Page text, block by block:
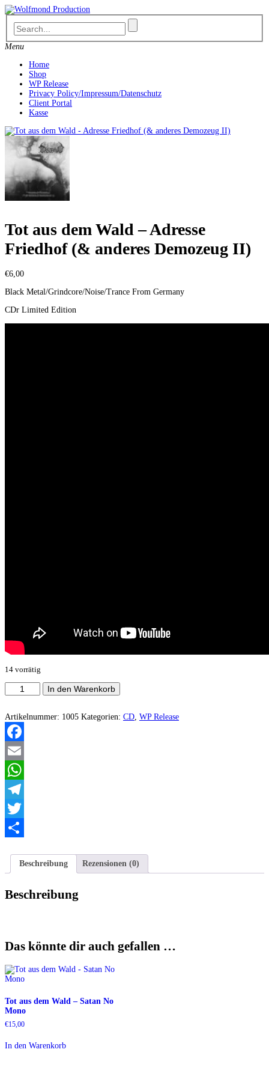
Skip
to
content
Menu
Home
Shop
WP Release
Privacy Policy/Impressum/Datenschutz
Client Portal
Kasse
Tot aus dem Wald – Adresse
Friedhof (& anderes Demozeug II)
€6,00
Black Metal/Grindcore/Noise/Trance From Germany
CDr Limited Edition
14 vorrätig
aus
Wald
-
Adresse
Friedhof
(&
anderes
Demozeug
II)
Menge
In den Warenkorb
Artikelnummer: 1005 Kategorien: CD, WP Release
Facebook
Email
WhatsApp
Telegram
Twitter
Beschreibung
Rezensionen (0)
Beschreibung
Das könnte dir auch gefallen …
Tot aus dem Wald – Satan No
Mono
€15,00
In den Warenkorb